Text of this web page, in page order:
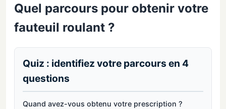
Quel parcours pour obtenir votre
fauteuil roulant ?
Quiz : identifiez votre parcours en 4
questions
Quand avez-vous obtenu votre prescription ?